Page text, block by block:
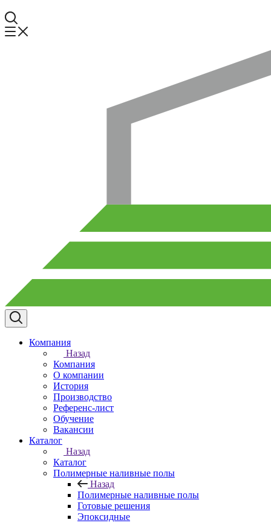
Компания
Назад
Компания
О компании
История
Производство
Референс-лист
Обучение
Вакансии
Каталог
Назад
Каталог
Полимерные наливные полы
Назад
Полимерные наливные полы
Готовые решения
Эпоксидные